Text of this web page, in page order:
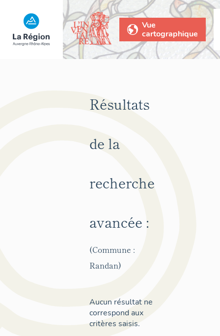
Vue
cartographique
Résultats
de la
recherche
avancée :
(Commune :
Randan)
Aucun résultat ne
correspond aux
critères saisis.